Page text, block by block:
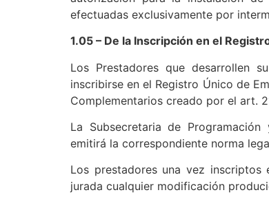
efectuadas exclusivamente por
1.05 – De la Inscripción en el
Los Prestadores que desarrollen
inscribirse en el Registro Único de
Complementarios creado por el art.
La Subsecretaria de
emitirá la correspondiente norma
Los prestadores una vez
jurada cualquier modificación